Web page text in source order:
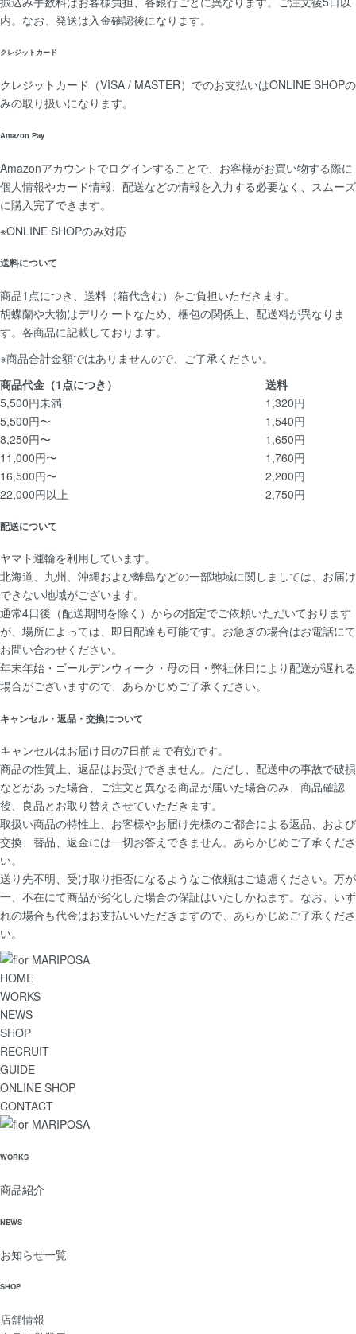
内。なお、発送は入金確認後になります。
クレジットカード
クレジットカード（VISA / MASTER）でのお支払いはONLINE SHOPの
みの取り扱いになります。
Amazon Pay
Amazonアカウントでログインすることで、お客様がお買い物する際に
個人情報やカード情報、配送などの情報を入力する必要なく、スムーズ
に購入完了できます。
※ONLINE SHOPのみ対応
送料について
商品1点につき、送料（箱代含む）をご負担いただきます。
胡蝶蘭や大物はデリケートなため、梱包の関係上、配送料が異なりま
す。各商品に記載しております。
※商品合計金額ではありませんので、ご了承ください。
商品代金 （1点につき）
送料
5,500円未満
1,320円
5,500円〜
1,540円
8,250円〜
1,650円
11,000円〜
1,760円
16,500円〜
2,200円
22,000円以上
2,750円
配送について
ヤマト運輸を利用しています。
北海道、九州、沖縄および離島などの一部地域に関しましては、お届け
できない地域がございます。
通常4日後（配送期間を除く）からの指定でご依頼いただいております
が、場所によっては、即日配達も可能です。お急ぎの場合はお電話にて
お問い合わせください。
年末年始・ゴールデンウィーク・母の日・弊社休日により配送が遅れる
場合がございますので、あらかじめご了承ください。
キャンセル・返品・交換について
キャンセルはお届け日の7日前まで有効です。
商品の性質上、返品はお受けできません。ただし、配送中の事故で破損
などがあった場合、ご注文と異なる商品が届いた場合のみ、商品確認
後、良品とお取り替えさせていただきます。
取扱い商品の特性上、お客様やお届け先様のご都合による返品、および
交換、替品、返金には一切お答えできません。あらかじめご了承くださ
い。
送り先不明、受け取り拒否になるようなご依頼はご遠慮ください。万が
一、不在にて商品が劣化した場合の保証はいたしかねます。なお、いず
れの場合も代金はお支払いいただきますので、あらかじめご了承くださ
い。
HOME
WORKS
NEWS
SHOP
RECRUIT
GUIDE
ONLINE SHOP
CONTACT
WORKS
商品紹介
NEWS
お知らせ一覧
SHOP
店舗情報